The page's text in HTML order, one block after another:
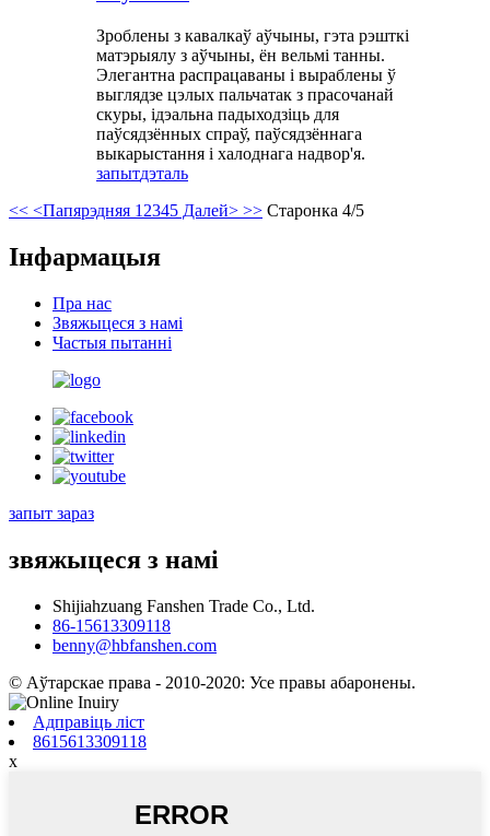
Зроблены з кавалкаў аўчыны, гэта рэшткі
матэрыялу з аўчыны, ён вельмі танны.
Элегантна распрацаваны і выраблены ў
выглядзе цэлых пальчатак з прасочанай
скуры, ідэальна падыходзіць для
паўсядзённых спраў, паўсядзённага
выкарыстання і халоднага надвор'я.
запытдэталь
<< <Папярэдняя 1 2345 Далей> >> Старонка 4/5
Інфармацыя
Пра нас
Звяжыцеся з намі
Частыя пытанні
запыт зараз
звяжыцеся з намі
Shijiahzuang Fanshen Trade Co., Ltd.
86-15613309118
benny@hbfanshen.com
© Аўтарскае права - 2010-2020: Усе правы абаронены.
Адправіць ліст
8615613309118
x